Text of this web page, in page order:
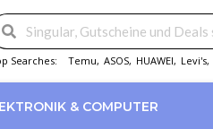
Searches: Temu, ASOS, HUAWEI, Levi's,
& COMPUTER